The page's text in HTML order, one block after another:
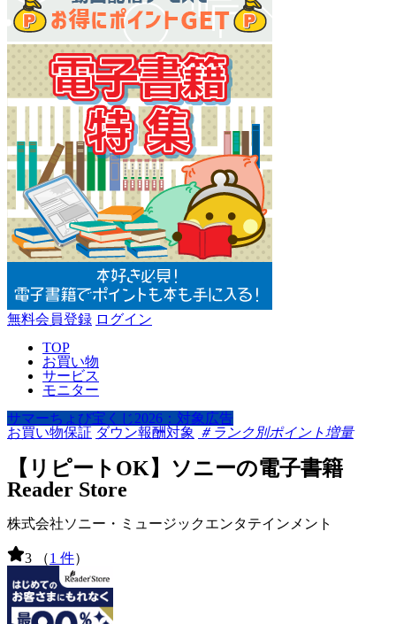
無料会員登録 ログイン
TOP
お買い物
サービス
モニター
サマーちょび宝くじ2026：対象広告
お買い物保証 ダウン報酬対象 ＃ランク別ポイント増量
【リピートOK】ソニーの電子書籍
Reader Store
株式会社ソニー・ミュージックエンタテインメント
3 （1 件）